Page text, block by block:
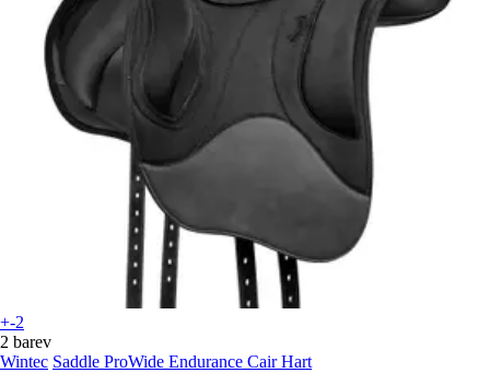
+-2
2 barev
Wintec Saddle ProWide Endurance Cair Hart